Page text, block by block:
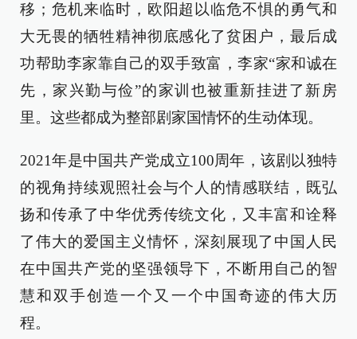
移；危机来临时，欧阳超以临危不惧的勇气和
大无畏的牺牲精神彻底感化了贫困户，最后成
功帮助李家靠自己的双手致富，李家“家和诚在
先，家兴勤与俭”的家训也被重新挂进了新房
里。这些都成为整部剧家国情怀的生动体现。
2021年是中国共产党成立100周年，该剧以独特
的视角持续观照社会与个人的情感联结，既弘
扬和传承了中华优秀传统文化，又丰富和诠释
了伟大的爱国主义情怀，深刻展现了中国人民
在中国共产党的坚强领导下，不断用自己的智
慧和双手创造一个又一个中国奇迹的伟大历
程。